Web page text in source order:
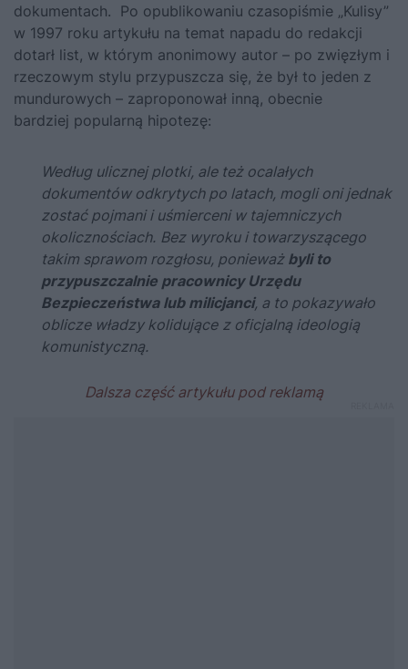
dokumentach. Po opublikowaniu czasopiśmie „Kulisy”
w 1997 roku artykułu na temat napadu do redakcji
dotarł list, w którym anonimowy autor – po zwięzłym i
rzeczowym stylu przypuszcza się, że był to jeden z
mundurowych – zaproponował inną, obecnie
bardziej popularną hipotezę:
Według ulicznej plotki, ale teżocalałych
dokumentów odkrytych po latach, mogli oni jednak
zostać pojmani i uśmierceni w tajemniczych
okolicznościach. Bez wyroku i towarzyszącego
takim sprawom rozgłosu, ponieważ byli to
przypuszczalnie pracownicy Urzędu
Bezpieczeństwa lub milicjanci, a to pokazywało
oblicze władzy kolidujące z oficjalną ideologią
komunistyczną.